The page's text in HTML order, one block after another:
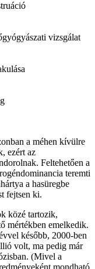
vizsgálat
a méhen kívülre
ezért az
Feltehetően a
teremti
a hasüregbe
fejtsen ki.
közé tartozik,
mértékben emelkedik.
később, 2000-ben
volt, ma pedig már
(Mivel a